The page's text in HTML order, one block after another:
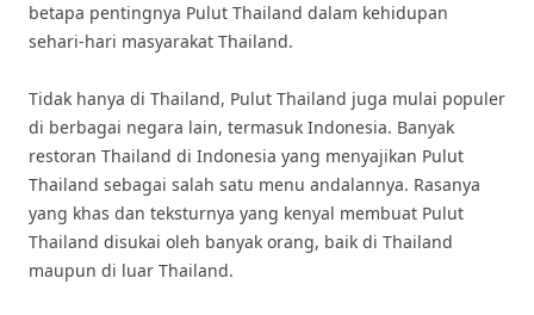
betapa pentingnya Pulut Thailand dalam kehidupan
sehari-hari masyarakat Thailand.
Tidak hanya di Thailand, Pulut Thailand juga mulai populer
di berbagai negara lain, termasuk Indonesia. Banyak
restoran Thailand di Indonesia yang menyajikan Pulut
Thailand sebagai salah satu menu andalannya. Rasanya
yang khas dan teksturnya yang kenyal membuat Pulut
Thailand disukai oleh banyak orang, baik di Thailand
maupun di luar Thailand.